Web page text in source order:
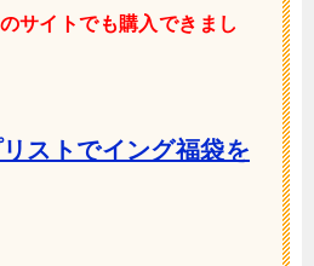
サイトでも購入できまし
ストでイング福袋を